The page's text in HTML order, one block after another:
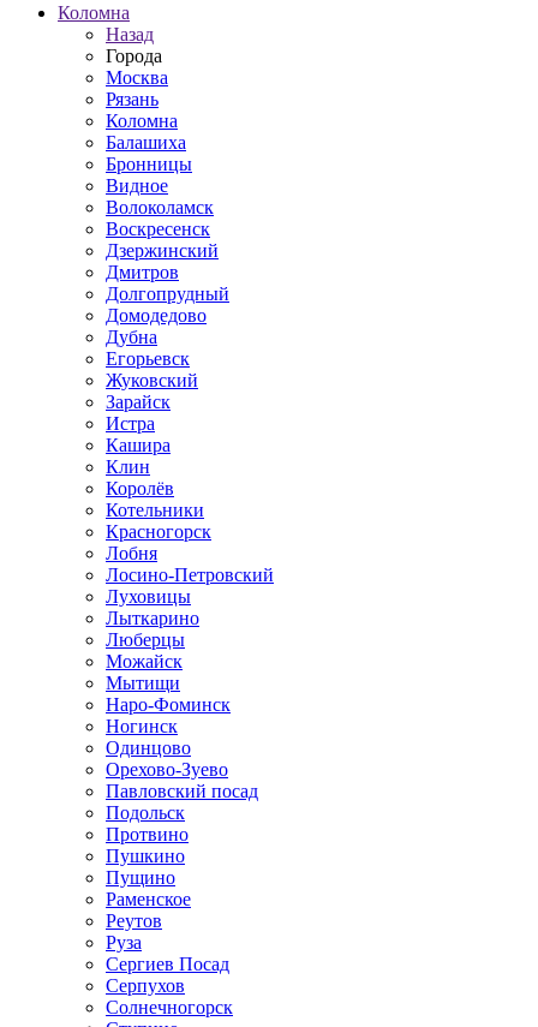
Коломна
Назад
Города
Москва
Рязань
Коломна
Балашиха
Бронницы
Видное
Волоколамск
Воскресенск
Дзержинский
Дмитров
Долгопрудный
Домодедово
Дубна
Егорьевск
Жуковский
Зарайск
Истра
Кашира
Клин
Королёв
Котельники
Красногорск
Лобня
Лосино-Петровский
Луховицы
Лыткарино
Люберцы
Можайск
Мытищи
Наро-Фоминск
Ногинск
Одинцово
Орехово-Зуево
Павловский посад
Подольск
Протвино
Пушкино
Пущино
Раменское
Реутов
Руза
Сергиев Посад
Серпухов
Солнечногорск